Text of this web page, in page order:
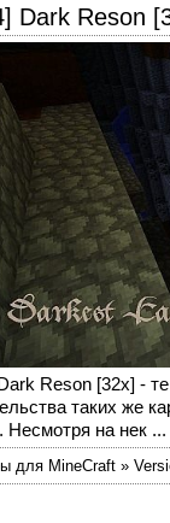
Dark Reson
Reson [32x] -
таких же
Несмотря на нек ...
для MineCraft »